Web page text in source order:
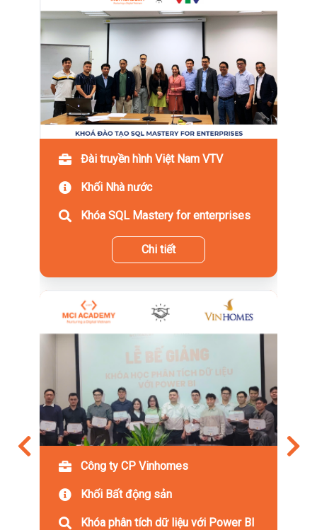
Đài truyền hình Việt Nam VTV
Khối Nhà nước
Khóa SQL Mastery for enterprises
Chi tiết
Công ty CP Vinhomes
Khối Bất động sản
Khóa phân tích dữ liệu với Power BI